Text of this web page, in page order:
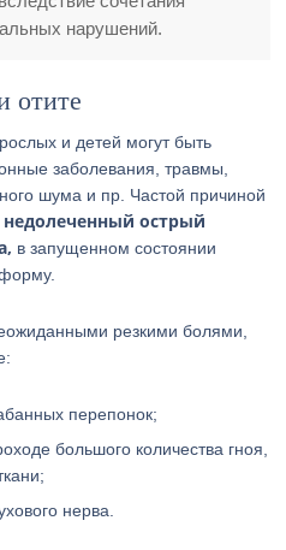
нарушений.
отите
и детей могут быть
заболевания, травмы,
шума и пр. Частой причиной
недолеченный острый
в запущенном состоянии
резкими болями,
перепонок;
большого количества гноя,
нерва.